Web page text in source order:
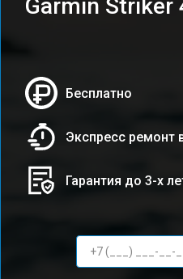
Garmin Striker
Бесплатно
Экспресс ремонт
Гарантия до 3-х